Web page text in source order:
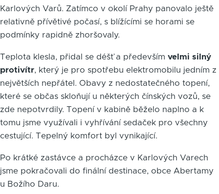
Karlových Varů. Zatímco v okolí Prahy panovalo ještě
relativně přívětivé počasí, s blížícími se horami se
podmínky rapidně zhoršovaly.
Teplota klesla, přidal se déšť a především velmi silný
protivítr, který je pro spotřebu elektromobilu jedním z
největších nepřátel. Obavy z nedostatečného topení,
které se občas skloňují u některých čínských vozů, se
zde nepotvrdily. Topení v kabině běželo naplno a k
tomu jsme využívali i vyhřívání sedaček pro všechny
cestující. Tepelný komfort byl vynikající.
Po krátké zastávce a procházce v Karlových Varech
jsme pokračovali do finální destinace, obce Abertamy
u Božího Daru.